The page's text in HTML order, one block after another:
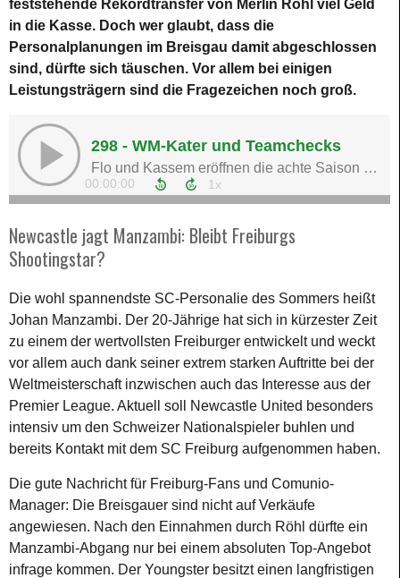
feststehende Rekordtransfer von Merlin Röhl viel Geld
in die Kasse. Doch wer glaubt, dass die
Personalplanungen im Breisgau damit abgeschlossen
sind, dürfte sich täuschen. Vor allem bei einigen
Leistungsträgern sind die Fragezeichen noch groß.
Newcastle jagt Manzambi: Bleibt Freiburgs
Shootingstar?
Die wohl spannendste SC-Personalie des Sommers heißt
Johan Manzambi. Der 20-Jährige hat sich in kürzester Zeit
zu einem der wertvollsten Freiburger entwickelt und weckt
vor allem auch dank seiner extrem starken Auftritte bei der
Weltmeisterschaft inzwischen auch das Interesse aus der
Premier League. Aktuell soll Newcastle United besonders
intensiv um den Schweizer Nationalspieler buhlen und
bereits Kontakt mit dem SC Freiburg aufgenommen haben.
Die gute Nachricht für Freiburg-Fans und Comunio-
Manager: Die Breisgauer sind nicht auf Verkäufe
angewiesen. Nach den Einnahmen durch Röhl dürfte ein
Manzambi-Abgang nur bei einem absoluten Top-Angebot
infrage kommen. Der Youngster besitzt einen langfristigen